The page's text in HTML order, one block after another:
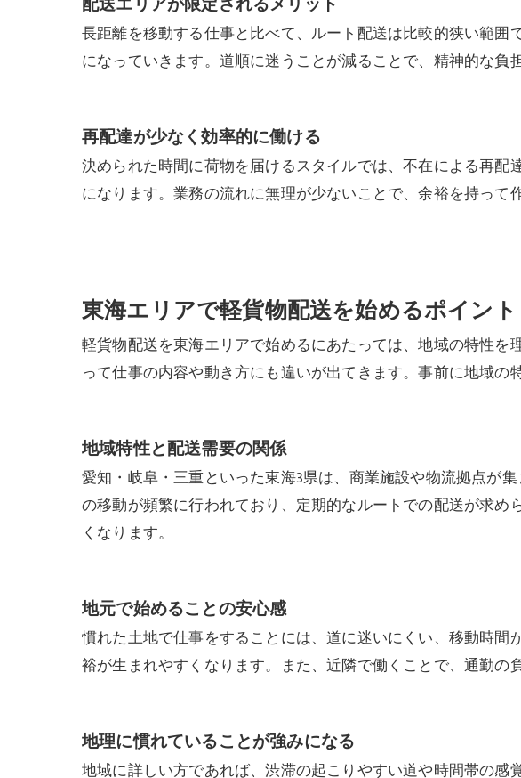
長距離を移動する仕事と比べて、ルート配送は比較的狭い範
になっていきます。道順に迷うことが減ることで、精神的な負
再配達が少なく効率的に働ける
決められた時間に荷物を届けるスタイルでは、不在による再
になります。業務の流れに無理が少ないことで、余裕を持って
東海エリアで軽貨物配送を始めるポイント
軽貨物配送を東海エリアで始めるにあたっては、地域の特性
って仕事の内容や動き方にも違いが出てきます。事前に地域
地域特性と配送需要の関係
愛知・岐阜・三重といった東海3県は、商業施設や物流拠点が
の移動が頻繁に行われており、定期的なルートでの配送が求
くなります。
地元で始めることの安心感
慣れた土地で仕事をすることには、道に迷いにくい、移動時
裕が生まれやすくなります。また、近隣で働くことで、通勤の
地理に慣れていることが強みになる
地域に詳しい方であれば、渋滞の起こりやすい道や時間帯の